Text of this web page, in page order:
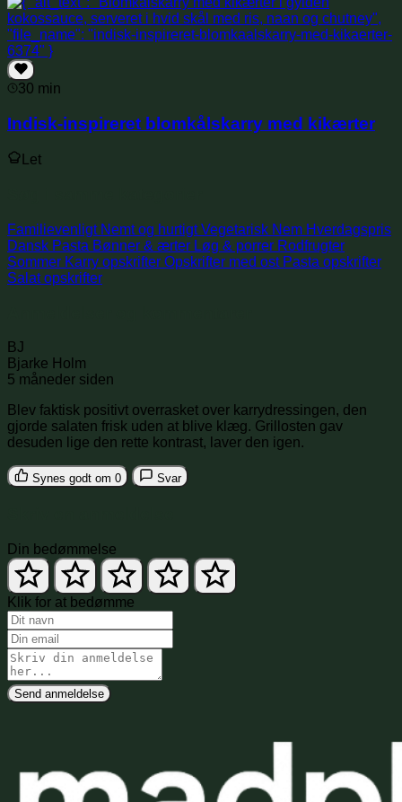
30 min
Indisk-inspireret blomkålskarry med kikærter
Let
Familievenligt Nemt og hurtigt Vegetarisk Nem Hverdagspris
Dansk Pasta Bønner & ærter Løg & porrer Rodfrugter
Sommer Karry opskrifter Opskrifter med ost Pasta opskrifter
Salat opskrifter
BJ
Bjarke Holm
5 måneder siden
Blev faktisk positivt overrasket over karrydressingen, den
gjorde salaten frisk uden at blive klæg. Grillosten gav
desuden lige den rette kontrast, laver den igen.
Synes godt om 0 Svar
Din bedømmelse
Klik for at bedømme
Send anmeldelse